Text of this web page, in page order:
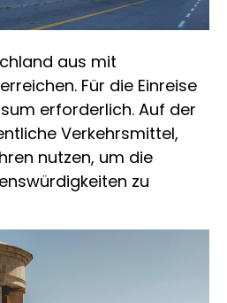
aus mit
Für die Einreise
erforderlich. Auf der
Verkehrsmittel,
nutzen, um die
zu